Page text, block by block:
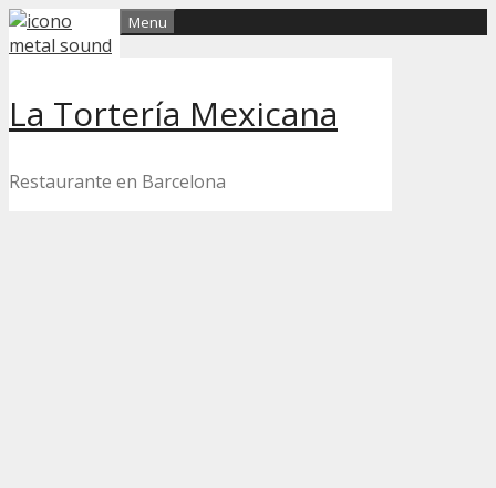
Skip
to
La Tortería Mexicana
Restaurante en Barcelona
Menu